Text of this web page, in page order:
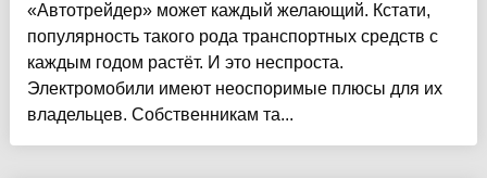
«Автотрейдер» может каждый желающий. Кстати,
популярность такого рода транспортных средств с
каждым годом растёт. И это неспроста.
Электромобили имеют неоспоримые плюсы для их
владельцев. Собственникам та...